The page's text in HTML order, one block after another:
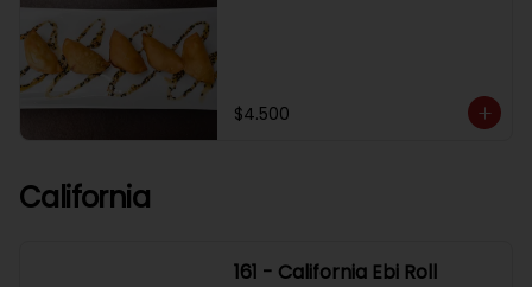
$4.500
California
161 - California Ebi Roll